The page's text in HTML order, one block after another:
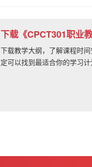
下载《CPCT301职业
下载教学大纲，了解课程时
定可以找到最适合你的学习